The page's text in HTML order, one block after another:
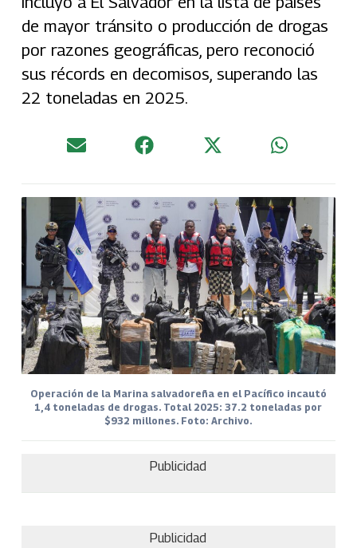
de mayor tránsito o producción de drogas
por razones geográficas, pero reconoció
sus récords en decomisos, superando las
22 toneladas en 2025.
Operación de la Marina salvadoreña en el Pacífico incautó
1,4 toneladas de drogas. Total 2025: 37.2 toneladas por
$932 millones. Foto: Archivo.
Publicidad
Publicidad